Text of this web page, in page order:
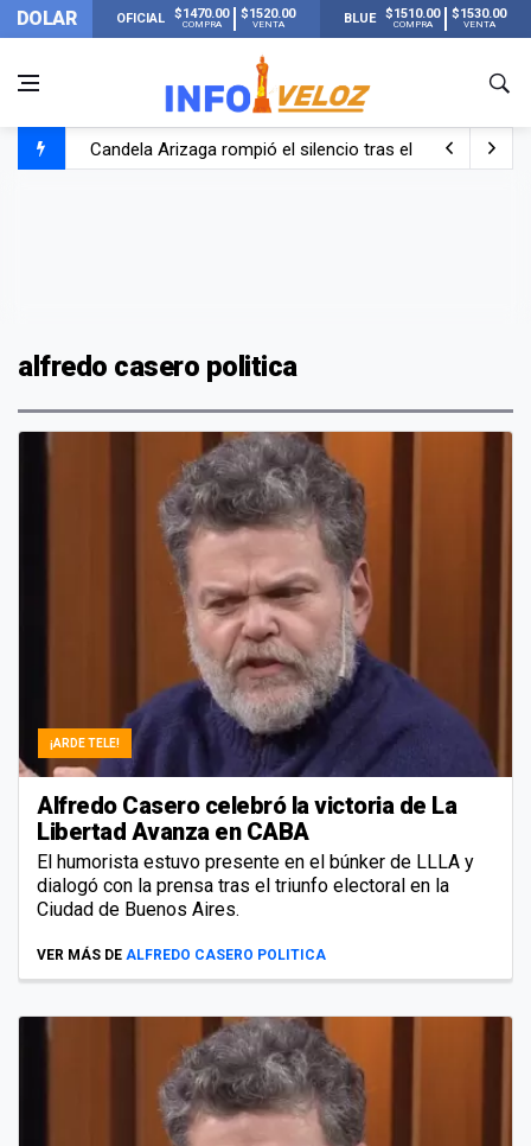
DOLAR OFICIAL $1470.00
COMPRA
$1520.00
VENTA BLUE $1510.00
COMPRA
$1530.00
VENTA
Candela Arizaga rompió el silencio tras el incidente con
alfredo casero politica
¡ARDE TELE!
Alfredo Casero celebró la victoria de La
Libertad Avanza en CABA
El humorista estuvo presente en el búnker de LLLA y
dialogó con la prensa tras el triunfo electoral en la
Ciudad de Buenos Aires.
VER MÁS DE ALFREDO CASERO POLITICA